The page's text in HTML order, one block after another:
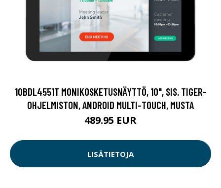
10BDL4551T MONIKOSKETUSNÄYTTÖ, 10", SIS. TIGER-
OHJELMISTON, ANDROID MULTI-TOUCH, MUSTA
489.95 EUR
LISÄTIETOJA